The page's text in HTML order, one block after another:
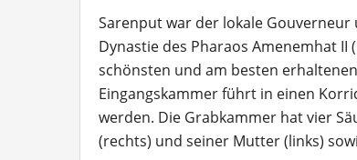
Sarenput war der lokale
Dynastie des Pharaos Amenemhat II
schönsten und am besten
Eingangskammer führt in einen
werden. Die Grabkammer hat vier
(rechts) und seiner Mutter (links)